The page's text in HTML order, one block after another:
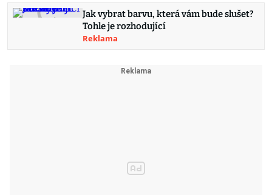
Jak vybrat barvu, která vám bude slušet?
Tohle je rozhodující
Reklama